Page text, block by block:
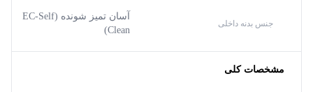
جنس بدنه داخلی
آسان تمیز شونده (EC-Self
Clean)
مشخصات کلی